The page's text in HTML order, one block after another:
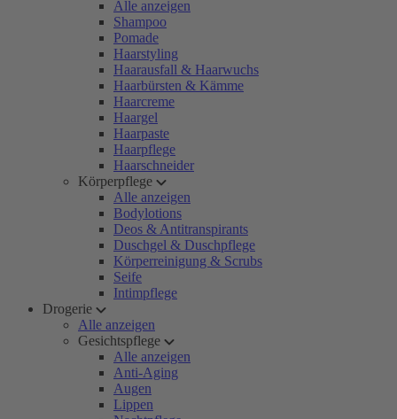
Alle anzeigen
Shampoo
Pomade
Haarstyling
Haarausfall & Haarwuchs
Haarbürsten & Kämme
Haarcreme
Haargel
Haarpaste
Haarpflege
Haarschneider
Körperpflege
Alle anzeigen
Bodylotions
Deos & Antitranspirants
Duschgel & Duschpflege
Körperreinigung & Scrubs
Seife
Intimpflege
Drogerie
Alle anzeigen
Gesichtspflege
Alle anzeigen
Anti-Aging
Augen
Lippen